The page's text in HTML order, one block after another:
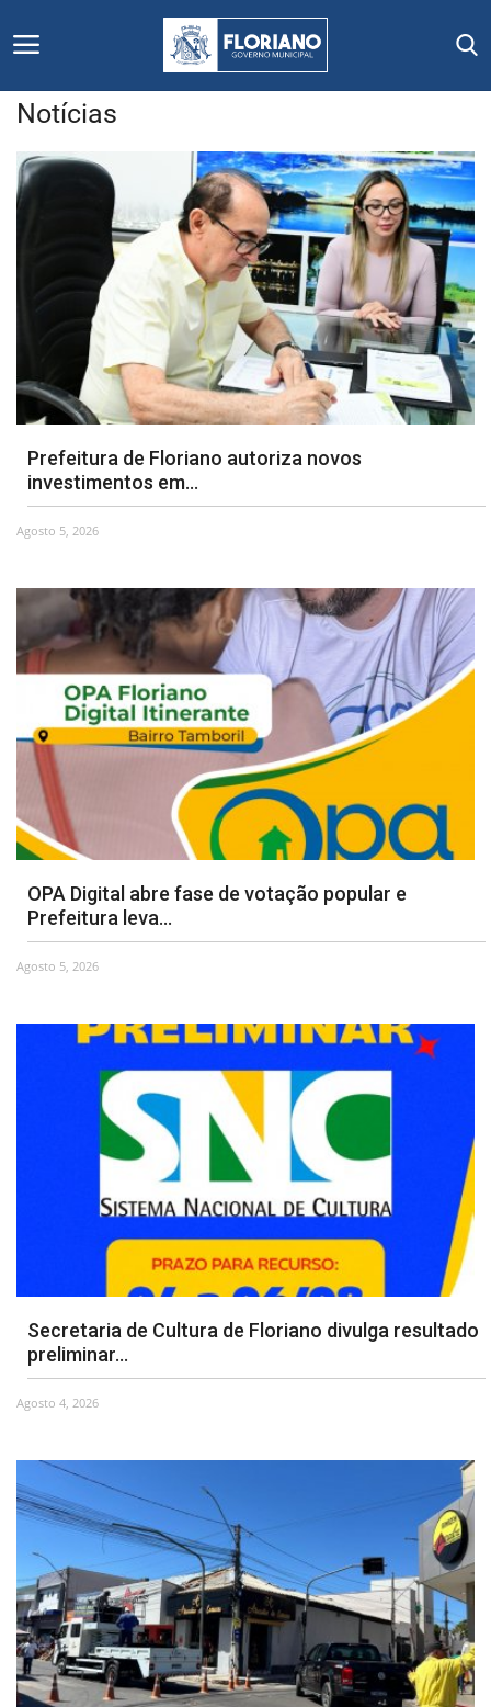
Início
Editais
Secretarias e Órgãos
Mural de Licitações
Notícias
Vídeos
Webmail
Contato
Notícias
Prefeitura de Floriano autoriza novos
investimentos em...
Agosto 5, 2026
OPA Digital abre fase de votação popular e
Prefeitura leva...
Agosto 5, 2026
Secretaria de Cultura de Floriano divulga resultado
preliminar...
Agosto 4, 2026